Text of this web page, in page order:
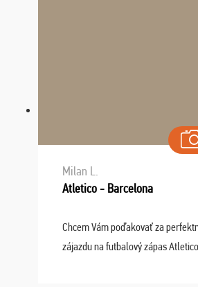
Milan L.
Atletico - Barcelona
Chcem Vám poďakovať za
zájazdu na futbalový zápas